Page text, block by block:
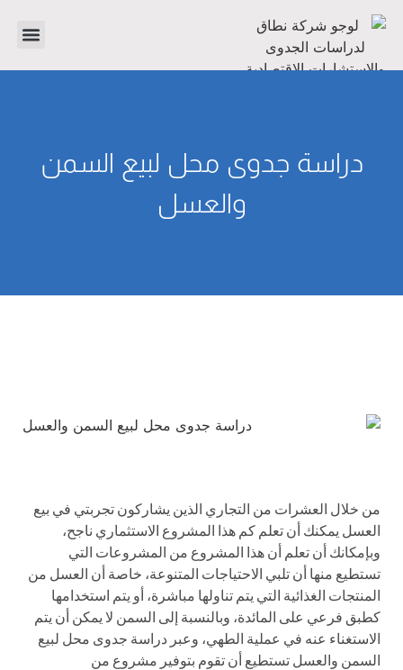
دراسة جدوى محل لبيع السمن
والعسل
من خلال العشرات من التجاري الذين يشاركون تجربتي في بيع
العسل يمكنك أن تعلم كم هذا المشروع الاستثماري ناجح،
وبإمكانك أن تعلم أن هذا المشروع من المشروعات التي
تستطيع منها أن تلبي الاحتياجات المتنوعة، خاصة أن العسل من
المنتجات الغذائية التي يتم تناولها مباشرة، أو يتم استخدامها
كطبق فرعي على المائدة، وبالنسبة إلى السمن لا يمكن أن يتم
الاستغناء عنه في عملية الطهي، وعبر دراسة جدوى محل لبيع
السمن والعسل تستطيع أن تقوم بتوفير مشروع من